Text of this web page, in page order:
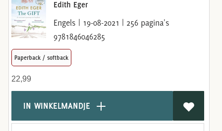
Edith Eger
Engels | 19-08-2021 | 256 pagina's
9781846046285
Paperback / softback
22,99
IN WINKELMANDJE